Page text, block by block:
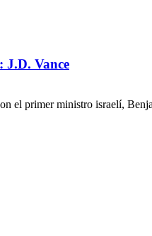
J.D. Vance
el primer ministro israelí,